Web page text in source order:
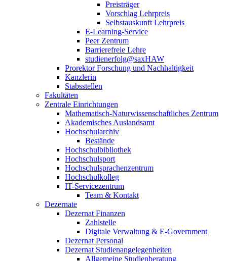
Preisträger
Vorschlag Lehrpreis
Selbstauskunft Lehrpreis
E-Learning-Service
Peer Zentrum
Barrierefreie Lehre
studienerfolg@saxHAW
Prorektor Forschung und Nachhaltigkeit
Kanzlerin
Stabsstellen
Fakultäten
Zentrale Einrichtungen
Mathematisch-Naturwissenschaftliches Zentrum
Akademisches Auslandsamt
Hochschularchiv
Bestände
Hochschulbibliothek
Hochschulsport
Hochschulsprachenzentrum
Hochschulkolleg
IT-Servicezentrum
Team & Kontakt
Dezernate
Dezernat Finanzen
Zahlstelle
Digitale Verwaltung & E-Government
Dezernat Personal
Dezernat Studienangelegenheiten
Allgemeine Studienberatung